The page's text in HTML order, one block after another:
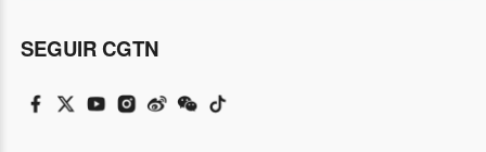
SEGUIR CGTN